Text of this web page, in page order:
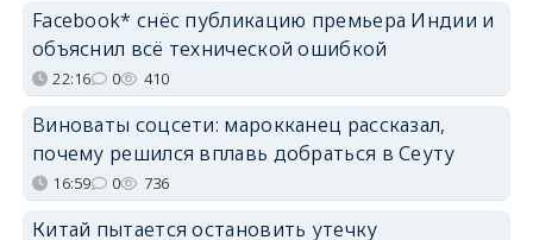
Facebook* снёс публикацию премьера Индии и
объяснил всё технической ошибкой
22:16 0 410
Виноваты соцсети: марокканец рассказал,
почему решился вплавь добраться в Сеуту
16:59 0 736
Китай пытается остановить утечку